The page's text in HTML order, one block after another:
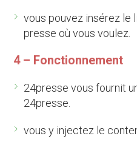
vous pouvez insérez le
presse où vous voulez.
4 – Fonctionnement
24presse vous fournit
24presse.
vous y injectez le